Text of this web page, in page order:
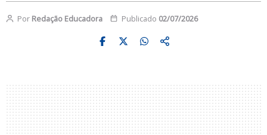
Por Redação Educadora Publicado 02/07/2026